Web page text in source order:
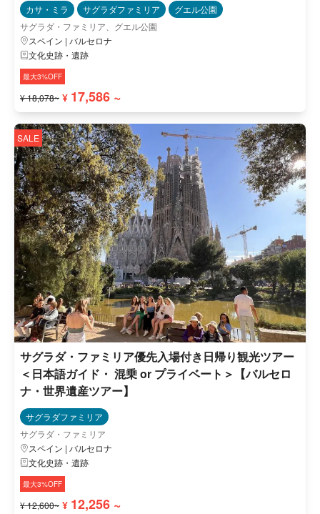
カサ・ミラ サグラダファミリア
グエル公園
サグラダ・ファミリア、グエル公園
スペイン | バルセロナ
文化史跡・遺跡
最大3%OFF
¥ 18,078~ ¥ 17,586 ~
SALE
サグラダ・ファミリア優先入場付き日帰り観光ツアー
＜日本語ガイド・ 混乗 or プライベート＞【バルセロ
ナ・世界遺産ツアー】
サグラダファミリア
サグラダ・ファミリア
スペイン | バルセロナ
文化史跡・遺跡
最大3%OFF
¥ 12,600~ ¥ 12,256 ~